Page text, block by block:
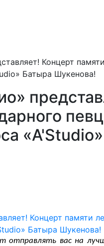
Концерт
Батыра Шукенова!
отправлять вас на